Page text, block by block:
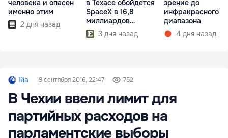
человека и опасен
именно этим
2 дня назад
в Техасе обойдется
SpaceX в 16,8
миллиардов
долларов
3 дня назад
зрение до
инфракрасного
диапазона
4 дня назад
Ria 19 сентября 2016, 22:47 752
В Чехии ввели лимит для
партийных расходов на
парламентские выборы